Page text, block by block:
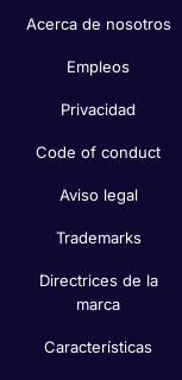
Acerca de nosotros
Empleos
Privacidad
Code of conduct
Aviso legal
Trademarks
Directrices de la
marca
Características